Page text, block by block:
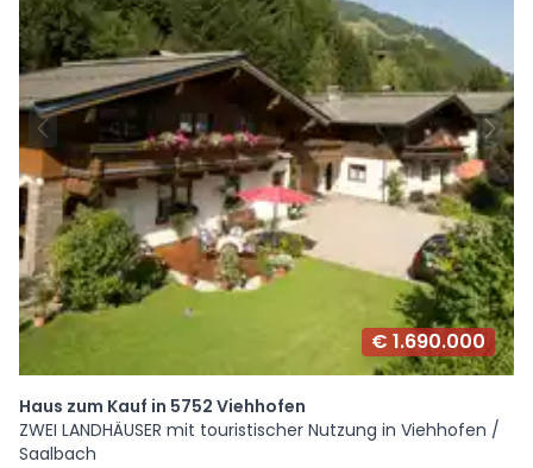
€ 1.690.000
Haus zum Kauf in 5752 Viehhofen
ZWEI LANDHÄUSER mit touristischer Nutzung in Viehhofen /
Saalbach